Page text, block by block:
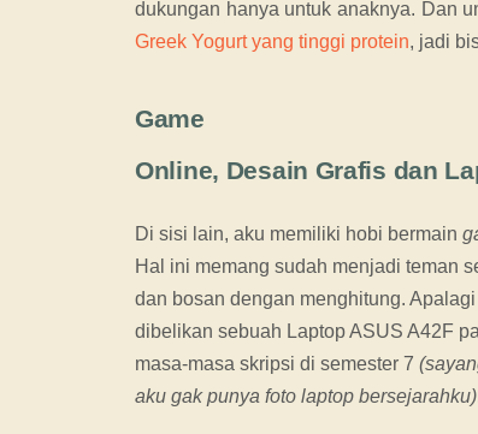
dukungan hanya untuk anaknya. Dan
Greek Yogurt yang tinggi protein, jadi
Game
Online, Desain Grafis dan
Di sisi lain, aku memiliki hobi bermain
Hal ini memang sudah menjadi teman
dan bosan dengan menghitung.
dibelikan sebuah Laptop ASUS A42F
masa-masa skripsi di semester 7
aku gak punya foto laptop bersejarahku)